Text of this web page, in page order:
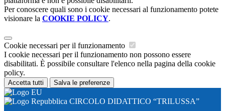
Per conoscere quali sono i cookie necessari al funzionamento potete
visionare la COOKIE POLICY.
Cookie necessari per il funzionamento
I cookie necessari per il funzionamento non possono essere
disabilitati. È possibile consultare l'elenco nella pagina della cookie
policy.
Accetta tutti Salva le preferenze
CIRCOLO DIDATTICO “TRILUSSA”